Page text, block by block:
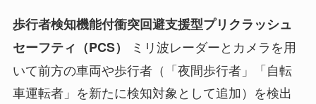
歩行者検知機能付衝突回避支援型プリクラッシュ
セーフティ（PCS）
ミリ波レーダーとカメラを用
いて前方の車両や歩行者（「夜間歩行者」「自転
車運転者」を新たに検知対象として追加）を検出